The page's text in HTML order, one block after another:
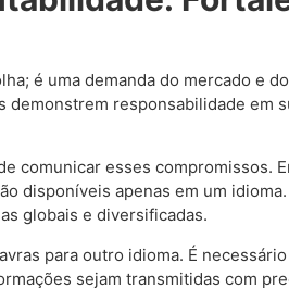
é uma demanda do mercado e
responsabilidade em
comunicar esses compromissos.
disponíveis apenas em um
globais e diversificadas.
para outro idioma. É
sejam transmitidas com